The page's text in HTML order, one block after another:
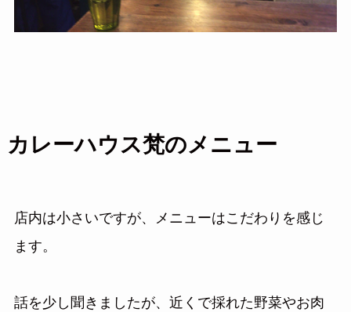
カレーハウス梵のメニュー
店内は小さいですが、メニューはこだわりを感じ
ます。
話を少し聞きましたが、近くで採れた野菜やお肉